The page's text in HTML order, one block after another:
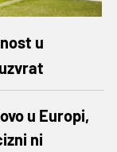
u
u Europi,
ni